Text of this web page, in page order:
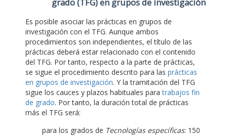
grado (TFG) en grupos de investigación
Es posible asociar las prácticas en grupos de
investigación con el TFG. Aunque ambos
procedimientos son independientes, el título de las
prácticas deberá estar relacionado con el contenido
del TFG. Por tanto, respecto a la parte de prácticas,
se sigue el procedimiento descrito para las prácticas
en grupos de investigación. Y la tramitación del TFG
sigue los cauces y plazos habituales paratrabajos fin
de grado. Por tanto, la duración total de prácticas
más el TFG será:
para los grados de Tecnologías específicas: 150